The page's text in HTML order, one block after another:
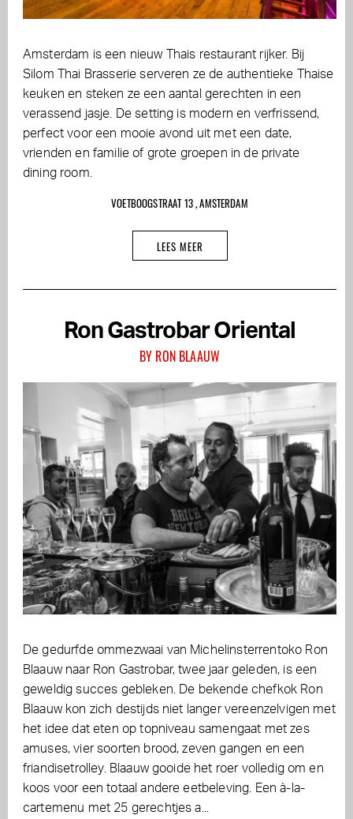
Amsterdam is een nieuw Thais restaurant rijker. Bij
Silom Thai Brasserie serveren ze de authentieke Thaise
keuken en steken ze een aantal gerechten in een
verassend jasje. De setting is modern en verfrissend,
perfect voor een mooie avond uit met een date,
vrienden en familie of grote groepen in de private
dining room.
VOETBOOGSTRAAT 13 , AMSTERDAM
LEES MEER
Ron Gastrobar Oriental
BY RON BLAAUW
De gedurfde ommezwaai van Michelinsterrentoko Ron
Blaauw naar Ron Gastrobar, twee jaar geleden, is een
geweldig succes gebleken. De bekende chefkok Ron
Blaauw kon zich destijds niet langer vereenzelvigen met
het idee dat eten op topniveau samengaat met zes
amuses, vier soorten brood, zeven gangen en een
friandisetrolley. Blaauw gooide het roer volledig om en
koos voor een totaal andere eetbeleving. Een à-la-
cartemenu met 25 gerechtjes a...